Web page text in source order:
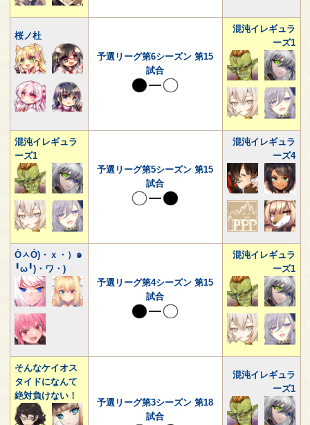
桜ノ杜
予選リーグ第6シーズン 第15
試合
混沌イレギュラ
ーズ1
混沌イレギュラ
ーズ1
予選リーグ第5シーズン 第15
試合
混沌イレギュラ
ーズ4
ÒㅅÓ)・ｘ・）๑
╹ω╹)・ワ・)
予選リーグ第4シーズン 第15
試合
混沌イレギュラ
ーズ1
そんなケイオス
タイドになんて
絶対負けない！
予選リーグ第3シーズン 第18
試合
混沌イレギュラ
ーズ1